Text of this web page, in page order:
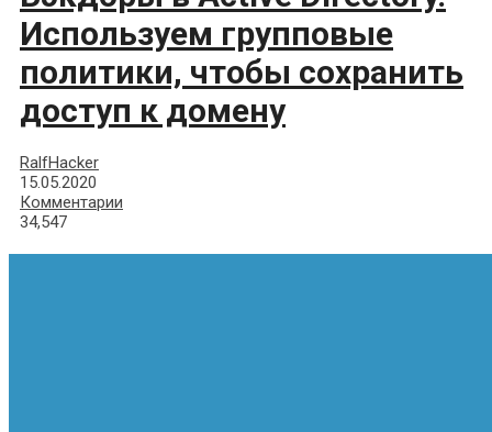
Используем групповые
политики, чтобы сохранить
доступ к домену
RalfHacker
15.05.2020
Комментарии
34,547